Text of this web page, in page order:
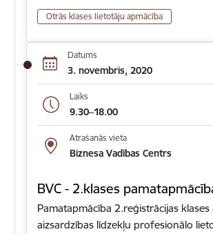
Otrās klases lietotāju apmācība
Datums
3. novembris, 2020
Laiks
9.30–18.00
Atrašanās vieta
Biznesa Vadības Centrs
BVC - 2.klases
Pamatapmācība 2.reģistrācijas klases
aizsardzības līdzekļu profesionālo